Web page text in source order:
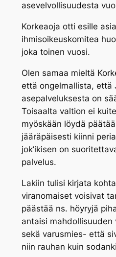
asevelvollisuudesta
Korkeaoja otti esille
ihmisoikeuskomitea
joka toinen vuosi.
Olen samaa mieltä
että ongelmallista, että
asepalveluksesta on
Toisaalta valtion ei
myöskään löydä
jääräpäisesti kiinni
jok’ikisen on
palvelus.
Lakiin tulisi kirjata
viranomaiset voisivat
päästää ns. höyryjä
antaisi mahdollisuuden
sekä varusmies- että
niin rauhan kuin